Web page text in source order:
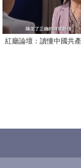
紅廳論壇：讀懂中國共